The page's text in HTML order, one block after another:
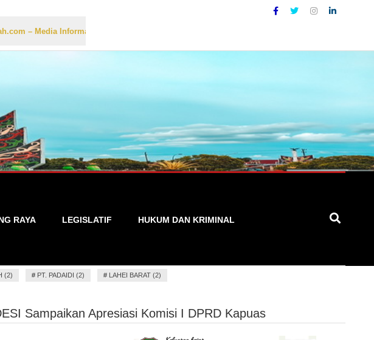
Informasi Lokal yang Akurat, Cepat, dan Terpercaya
RAYA LEGISLATIF HUKUM DAN KRIMINAL
(2) # PT. PADAIDI (2) # LAHEI BARAT (2)
Sampaikan Apresiasi Komisi I DPRD Kapuas